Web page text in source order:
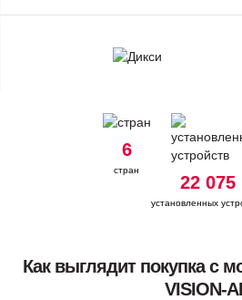
6
стран
22 075
установленных
Как выглядит покупка с
VISION-AI